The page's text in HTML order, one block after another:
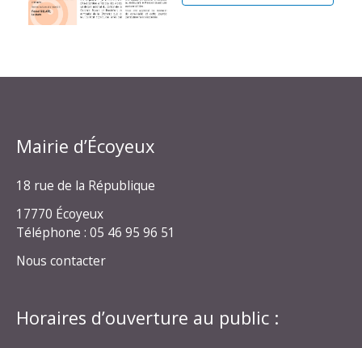
Mairie d’Écoyeux
18 rue de la République
17770 Écoyeux
Téléphone : 05 46 95 96 51
Nous contacter
Horaires d’ouverture au public :